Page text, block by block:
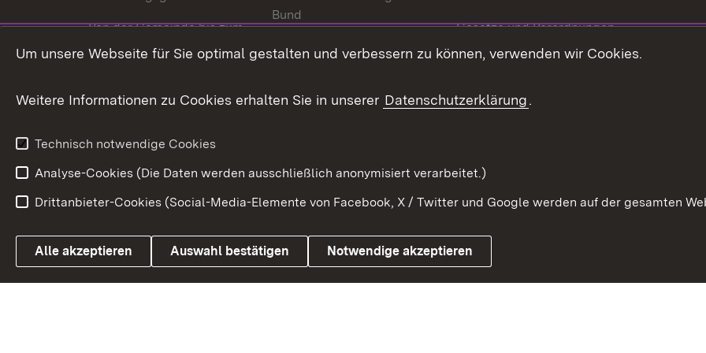
Von der Gemeinde bis zum
Ministerium
Wirtschaftsstandort
Urlaubs- und Kulturland
Bund
In Europa und der Welt
Gesetze und Verordnungen
Gesetzblatt
Link zum Landesportal
Impressum
Um unsere Webseite für Sie optimal gestalten und verbessern zu können, verwenden wir Cookies.
Weitere Informationen zu Cookies erhalten Sie in unserer Datenschutzerklärung.
Technisch notwendige Cookies
Analyse-Cookies (Die Daten werden ausschließlich anonymisiert verarbeitet.)
Drittanbieter-Cookies (Social-Media-Elemente von Facebook, X / Twitter und Google werden auf der gesamten
Alle akzeptieren Auswahl bestätigen Notwendige akzeptieren